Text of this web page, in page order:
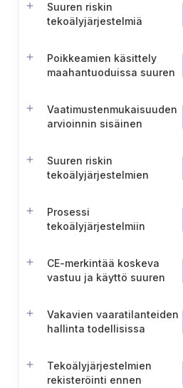
Suuren riskin
tekoälyjärjestelmiä
Poikkeamien käsittely
maahantuoduissa suuren
Vaatimustenmukaisuuden
arvioinnin sisäinen
Suuren riskin
tekoälyjärjestelmien
arviointimenettely
Prosessi
tekoälyjärjestelmiin
hallinnoimiseksi
CE-merkintää koskeva
vastuu ja käyttö suuren
Vakavien vaaratilanteiden
hallinta todellisissa
Tekoälyjärjestelmien
rekisteröinti ennen